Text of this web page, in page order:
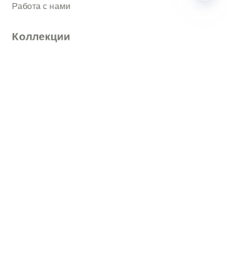
Работа с нами
Коллекции